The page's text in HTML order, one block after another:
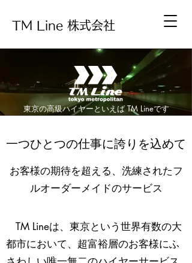
TM Line 株式会社
​東京の高級ハイヤーといえば TM Lineです
一つひとつの仕事に誇りを込めて
お客様の期待を超える、洗練されたフ
ルオーダーメイドのサービス
TM Lineは、東京という世界有数の大
都市において、超富裕層のお客様にふ